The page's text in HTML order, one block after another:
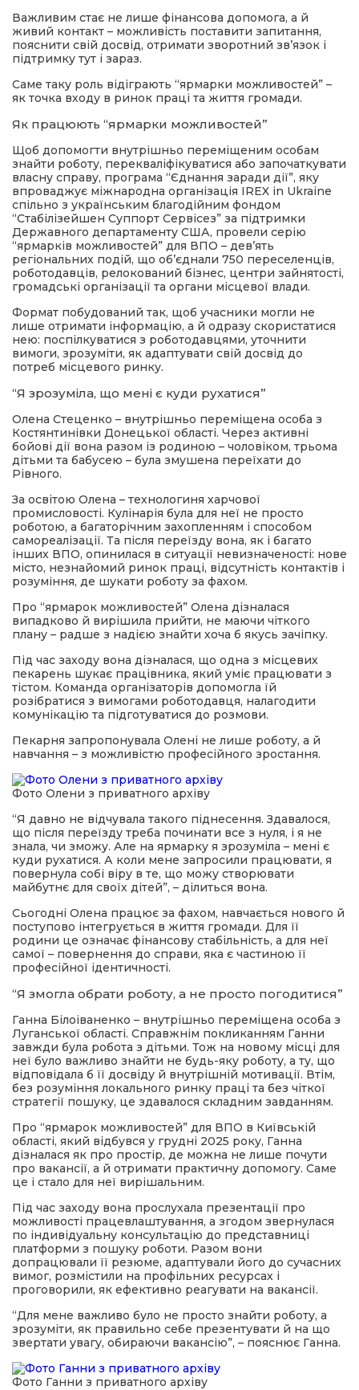
Важливим стає не лише фінансова допомога, а й
живий контакт – можливість поставити запитання,
пояснити свій досвід, отримати зворотний зв’язок і
підтримку тут і зараз.
Саме таку роль відіграють “ярмарки можливостей” –
як точка входу в ринок праці та життя громади.
Як працюють “ярмарки можливостей”
Щоб допомогти внутрішньо переміщеним особам
знайти роботу, перекваліфікуватися або започаткувати
власну справу, програма “Єднання заради дії”, яку
впроваджує міжнародна організація IREX in Ukraine
спільно з українським благодійним фондом
“Стабілізейшен Суппорт Сервісез” за підтримки
Державного департаменту США, провели серію
“ярмарків можливостей” для ВПО – дев’ять
регіональних подій, що об’єднали 750 переселенців,
роботодавців, релокований бізнес, центри зайнятості,
громадські організації та органи місцевої влади.
Формат побудований так, щоб учасники могли не
лише отримати інформацію, а й одразу скористатися
нею: поспілкуватися з роботодавцями, уточнити
вимоги, зрозуміти, як адаптувати свій досвід до
потреб місцевого ринку.
“Я зрозуміла, що мені є куди рухатися”
Олена Стеценко – внутрішньо переміщена особа з
Костянтинівки Донецької області. Через активні
бойові дії вона разом із родиною – чоловіком, трьома
дітьми та бабусею – була змушена переїхати до
Рівного.
За освітою Олена – технологиня харчової
промисловості. Кулінарія була для неї не просто
роботою, а багаторічним захопленням і способом
самореалізації. Та після переїзду вона, як і багато
інших ВПО, опинилася в ситуації невизначеності: нове
місто, незнайомий ринок праці, відсутність контактів і
розуміння, де шукати роботу за фахом.
Про “ярмарок можливостей” Олена дізналася
випадково й вирішила прийти, не маючи чіткого
плану – радше з надією знайти хоча б якусь зачіпку.
Під час заходу вона дізналася, що одна з місцевих
пекарень шукає працівника, який уміє працювати з
тістом. Команда організаторів допомогла їй
розібратися з вимогами роботодавця, налагодити
комунікацію та підготуватися до розмови.
Пекарня запропонувала Олені не лише роботу, а й
навчання – з можливістю професійного зростання.
Фото Олени з приватного архіву
“Я давно не відчувала такого піднесення. Здавалося,
що після переїзду треба починати все з нуля, і я не
знала, чи зможу. Але на ярмарку я зрозуміла – мені є
куди рухатися. А коли мене запросили працювати, я
повернула собі віру в те, що можу створювати
майбутнє для своїх дітей”, – ділиться вона.
Сьогодні Олена працює за фахом, навчається нового й
поступово інтегрується в життя громади. Для її
родини це означає фінансову стабільність, а для неї
самої – повернення до справи, яка є частиною її
професійної ідентичності.
“Я змогла обрати роботу, а не просто погодитися”
Ганна Білоіваненко – внутрішньо переміщена особа з
Луганської області. Справжнім покликанням Ганни
завжди була робота з дітьми. Тож на новому місці для
неї було важливо знайти не будь-яку роботу, а ту, що
відповідала б її досвіду й внутрішній мотивації. Втім,
без розуміння локального ринку праці та без чіткої
стратегії пошуку, це здавалося складним завданням.
Про “ярмарок можливостей” для ВПО в Київській
області, який відбувся у грудні 2025 року, Ганна
дізналася як про простір, де можна не лише почути
про вакансії, а й отримати практичну допомогу. Саме
це і стало для неї вирішальним.
Під час заходу вона прослухала презентації про
можливості працевлаштування, а згодом звернулася
по індивідуальну консультацію до представниці
платформи з пошуку роботи. Разом вони
допрацювали її резюме, адаптували його до сучасних
вимог, розмістили на профільних ресурсах і
проговорили, як ефективно реагувати на вакансії.
“Для мене важливо було не просто знайти роботу, а
зрозуміти, як правильно себе презентувати й на що
звертати увагу, обираючи вакансію”, – пояснює Ганна.
Фото Ганни з приватного архіву